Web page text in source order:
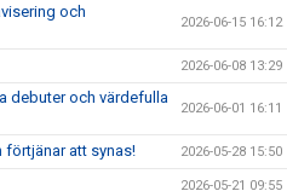
och
2026-06-15 16:12
2026-06-08 13:29
debuter och värdefulla
2026-06-01 16:11
att synas! 2026-05-28 15:50
2026-05-21 09:55